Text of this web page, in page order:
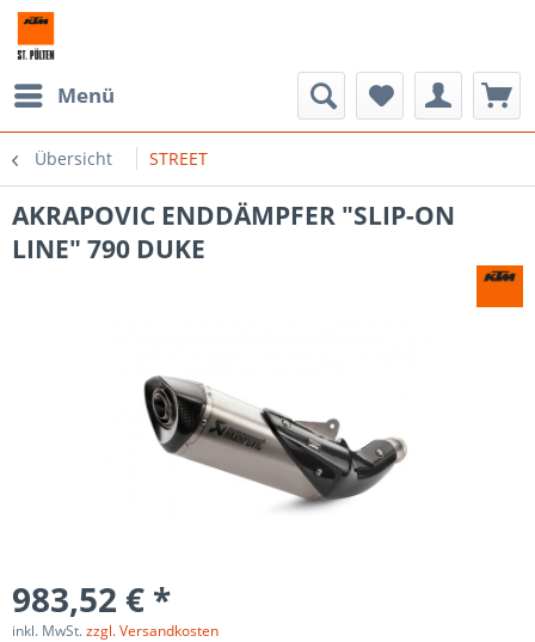
Menü
Übersicht STREET
AKRAPOVIC ENDDÄMPFER "SLIP-ON
LINE" 790 DUKE
983,52 € *
inkl. MwSt.zzgl. Versandkosten